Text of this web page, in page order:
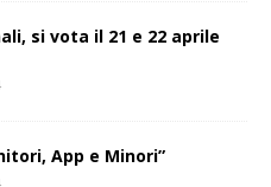
si vota il 21 e 22 aprile
App e Minori”